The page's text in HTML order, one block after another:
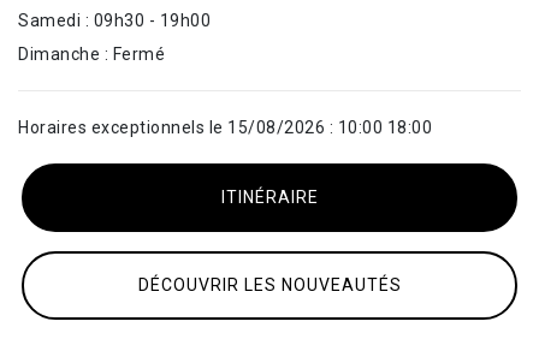
Samedi : 09h30 - 19h00
Dimanche : Fermé
Horaires exceptionnels le 15/08/2026 : 10:00 18:00
DÉCOUVRIR LES NOUVEAUTÉS
ITINÉRAIRE